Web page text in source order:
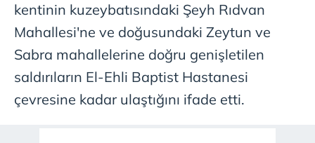
kentinin kuzeybatısındaki Şeyh Rıdvan
Mahallesi'ne ve doğusundaki Zeytun ve
Sabra mahallelerine doğru genişletilen
saldırıların El-Ehli Baptist Hastanesi
çevresine kadar ulaştığını ifade etti.